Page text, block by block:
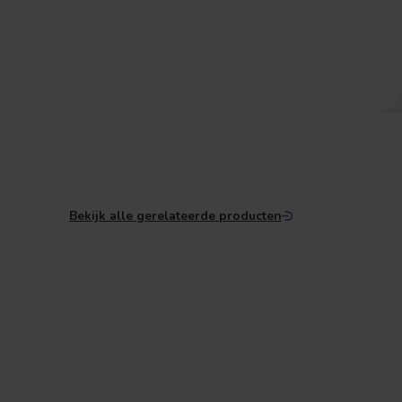
Bekijk alle gerelateerde producten